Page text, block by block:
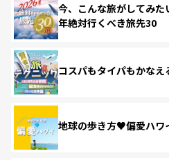
今、こんな旅がしてみ
年絶対行くべき旅先30
コスパもタイパもかな
地球の歩き方♥偏愛ハワ